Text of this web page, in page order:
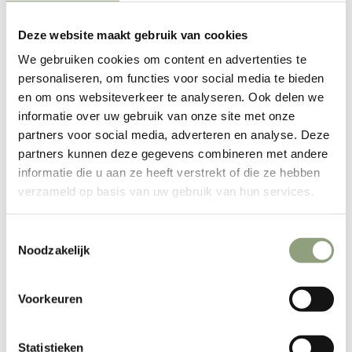
Deze website maakt gebruik van cookies
We gebruiken cookies om content en advertenties te
personaliseren, om functies voor social media te bieden
en om ons websiteverkeer te analyseren. Ook delen we
informatie over uw gebruik van onze site met onze
partners voor social media, adverteren en analyse. Deze
partners kunnen deze gegevens combineren met andere
informatie die u aan ze heeft verstrekt of die ze hebben
verzameld op basis van uw gebruik van hun services.
Noodzakelijk
Voorkeuren
Statistieken
Gietijzer heeft de eigenschap om te gaan roesten wanneer
deze niet goed in het vet staan. Wanneer de pan veel
gebruikt wordt zal de pan uit eindelijk zijn vetlaag verliezen
en gaan roesten. Dit is makkelijk te voorkopen/ optelossen
door na het gebruik van de pan een klein laagje olie aan te
brengen en dit uit te vijven met keukenpapier. Soms is het
niet te vorkomen dat de pan roest maar dit is gemakkelijk op
te lossen door de pan te seasonen.
Maak de geroeste pan goed schoon met een spons op
Wanneer de pan zeer erg geroest is gebruik dan bij het
Wanneer de meeste oppervlakkige roest uit de pan is